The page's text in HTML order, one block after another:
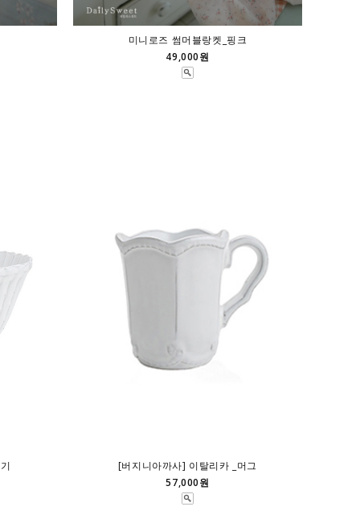
미니로즈 썸머블랑켓_핑크
49,000원
[버지니아까사] 이탈리카 _머그
57,000원